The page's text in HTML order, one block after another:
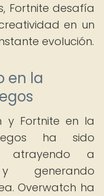
Fortnite desafía
en un
evolución.
en la
y Fortnite en la
ha sido
atrayendo a
generando
Overwatch ha